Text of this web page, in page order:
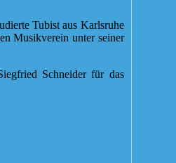
Tubist aus Karlsruhe
Musikverein unter seiner
Schneider für das